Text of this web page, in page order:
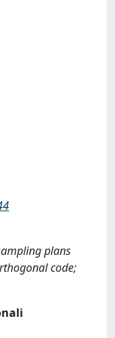
plans
code;